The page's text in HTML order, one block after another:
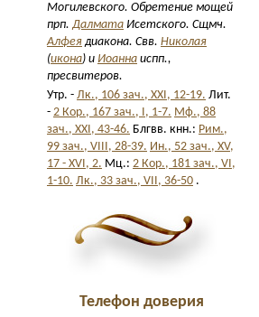
Могилевского. Обретение мощей
прп. Далмата Исетского. Сщмч.
Алфея диакона. Свв. Николая
(икона) и Иоанна испп.,
пресвитеров.
Утр. - Лк., 106 зач., XXI, 12-19. Лит.
- 2 Кор., 167 зач., I, 1-7. Мф., 88
зач., XXI, 43-46. Блгвв. кнн.: Рим.,
99 зач., VIII, 28-39. Ин., 52 зач., XV,
17 - XVI, 2. Мц.: 2 Кор., 181 зач., VI,
1-10. Лк., 33 зач., VII, 36-50 .
Телефон доверия